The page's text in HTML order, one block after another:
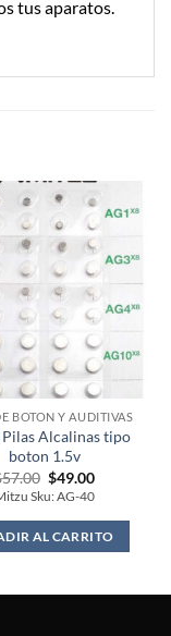
tus aparatos.
BOTON Y AUDITIVAS
Alcalinas tipo
boton 1.5v
57.00 Original
price
was:
$57.00.
$49.00Current
price
$49.00.
Sku: AG-40
AL CARRITO